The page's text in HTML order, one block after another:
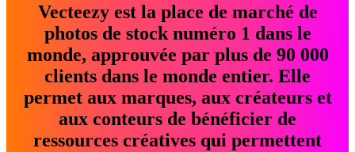
Vecteezy est la place de marché de
photos de stock numéro 1 dans le
monde, approuvée par plus de 90 000
clients dans le monde entier. Elle
permet aux marques, aux créateurs et
aux conteurs de bénéficier de
ressources créatives qui permettent